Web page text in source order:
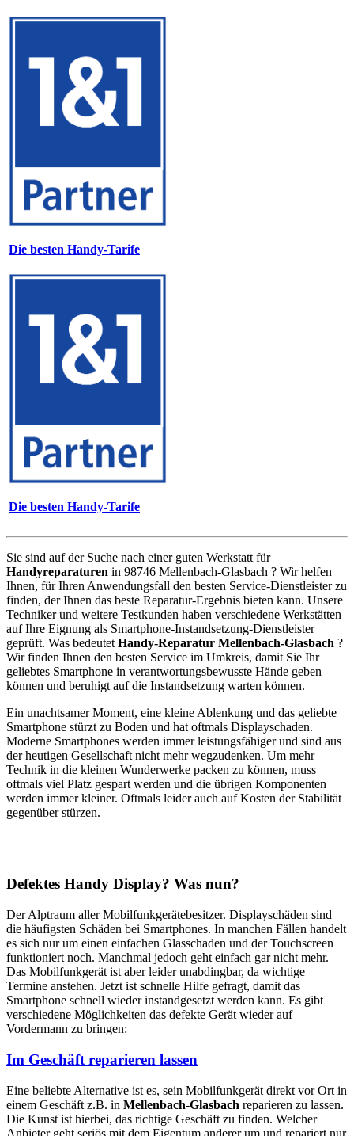
Die besten Handy-Tarife
Die besten Handy-Tarife
Sie sind auf der Suche nach einer guten Werkstatt für
Handyreparaturen in 98746 Mellenbach-Glasbach ? Wir helfen
Ihnen, für Ihren Anwendungsfall den besten Service-Dienstleister zu
finden, der Ihnen das beste Reparatur-Ergebnis bieten kann. Unsere
Techniker und weitere Testkunden haben verschiedene Werkstätten
auf Ihre Eignung als Smartphone-Instandsetzung-Dienstleister
geprüft. Was bedeutet Handy-Reparatur Mellenbach-Glasbach ?
Wir finden Ihnen den besten Service im Umkreis, damit Sie Ihr
geliebtes Smartphone in verantwortungsbewusste Hände geben
können und beruhigt auf die Instandsetzung warten können.
Ein unachtsamer Moment, eine kleine Ablenkung und das geliebte
Smartphone stürzt zu Boden und hat oftmals Displayschaden.
Moderne Smartphones werden immer leistungsfähiger und sind aus
der heutigen Gesellschaft nicht mehr wegzudenken. Um mehr
Technik in die kleinen Wunderwerke packen zu können, muss
oftmals viel Platz gespart werden und die übrigen Komponenten
werden immer kleiner. Oftmals leider auch auf Kosten der Stabilität
gegenüber stürzen.
Defektes Handy Display? Was nun?
Der Alptraum aller Mobilfunkgerätebesitzer. Displayschäden sind
die häufigsten Schäden bei Smartphones. In manchen Fällen handelt
es sich nur um einen einfachen Glasschaden und der Touchscreen
funktioniert noch. Manchmal jedoch geht einfach gar nicht mehr.
Das Mobilfunkgerät ist aber leider unabdingbar, da wichtige
Termine anstehen. Jetzt ist schnelle Hilfe gefragt, damit das
Smartphone schnell wieder instandgesetzt werden kann. Es gibt
verschiedene Möglichkeiten das defekte Gerät wieder auf
Vordermann zu bringen:
Im Geschäft reparieren lassen
Eine beliebte Alternative ist es, sein Mobilfunkgerät direkt vor Ort in
einem Geschäft z.B. in Mellenbach-Glasbach reparieren zu lassen.
Die Kunst ist hierbei, das richtige Geschäft zu finden. Welcher
Anbieter geht seriös mit dem Eigentum anderer um und repariert nur